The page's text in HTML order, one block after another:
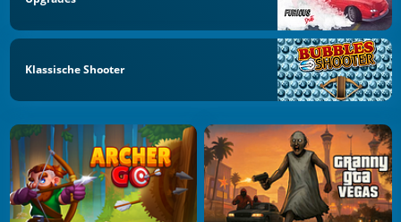
Klassische Shooter